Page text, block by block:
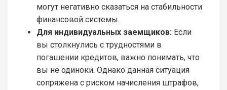
могут негативно сказаться на стабильности
финансовой системы.
Для индивидуальных заемщиков: Если
вы столкнулись с трудностями в
погашении кредитов, важно понимать, что
вы не одиноки. Однако данная ситуация
сопряжена с риском начисления штрафов,